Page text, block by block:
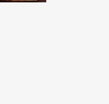
と古宇利